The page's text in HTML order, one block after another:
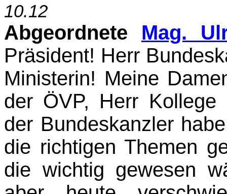
10.12
Abgeordnete Mag.
Präsident! Herr
Ministerin! Meine
der ÖVP, Herr Kollege
der Bundeskanzler
die richtigen Themen
die wichtig gewesen